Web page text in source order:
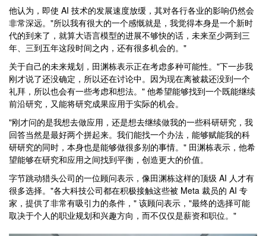
他认为，即使 AI 技术的发展速度放缓，其对各行各业的影响仍然会
非常深远。"所以我有很大的一个感慨就是，我觉得本身是一个新时
代的到来了，就算大语言模型的进展不够快的话，未来至少两到三
年、三到五年这段时间之内，还有很多机会的。"
关于自己的未来规划，田渊栋表示正在考虑多种可能性。"下一步我
刚才说了还没确定，所以还在讨论中。因为现在离被裁还没到一个
礼拜，所以也会有一些考虑和想法。" 他希望能够找到一个既能继续
前沿研究，又能将研究成果应用于实际的机会。
"刚才问的是我想去做应用，还是想去继续做我的一些科研研究，我
回答当然是最好两个拼起来。我们能找一个办法，能够赋能我的科
研研究的同时，本身也是能够做很多别的事情。" 田渊栋表示，他希
望能够在研究和应用之间找到平衡，创造更大的价值。
字节跳动猎头公司的一位顾问表示，像田渊栋这样的顶级 AI 人才有
很多选择。"各大科技公司都在积极接触这些被 Meta 裁员的 AI 专
家，提供了非常有吸引力的条件，" 该顾问表示，"最终的选择可能
取决于个人的职业规划和兴趣方向，而不仅仅是薪资和职位。"